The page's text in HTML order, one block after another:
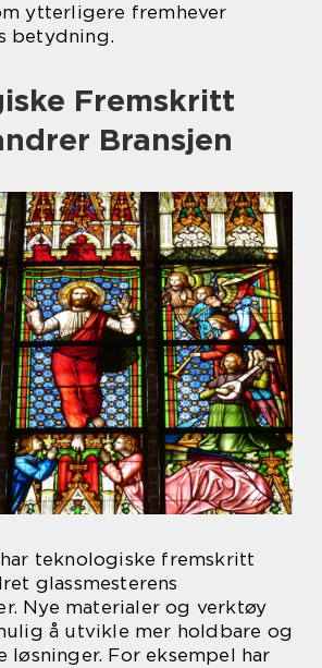
ytterligere fremhever
betydning.
Fremskritt
Bransjen
har teknologiske fremskritt
glassmesterens
Nye materialer og verktøy
å utvikle mer holdbare og
løsninger. For eksempel har